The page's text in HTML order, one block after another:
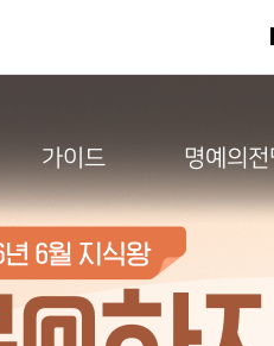
가이드 명예의